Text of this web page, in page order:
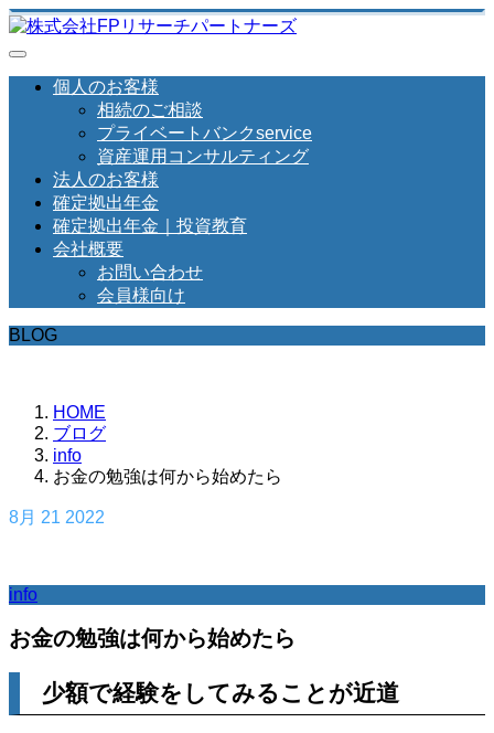
個人のお客様
相続のご相談
プライベートバンクservice
資産運用コンサルティング
法人のお客様
確定拠出年金
確定拠出年金｜投資教育
会社概要
お問い合わせ
会員様向け
BLOG
HOME
ブログ
info
お金の勉強は何から始めたら
8月 21 2022
info
お金の勉強は何から始めたら
少額で経験をしてみることが近道